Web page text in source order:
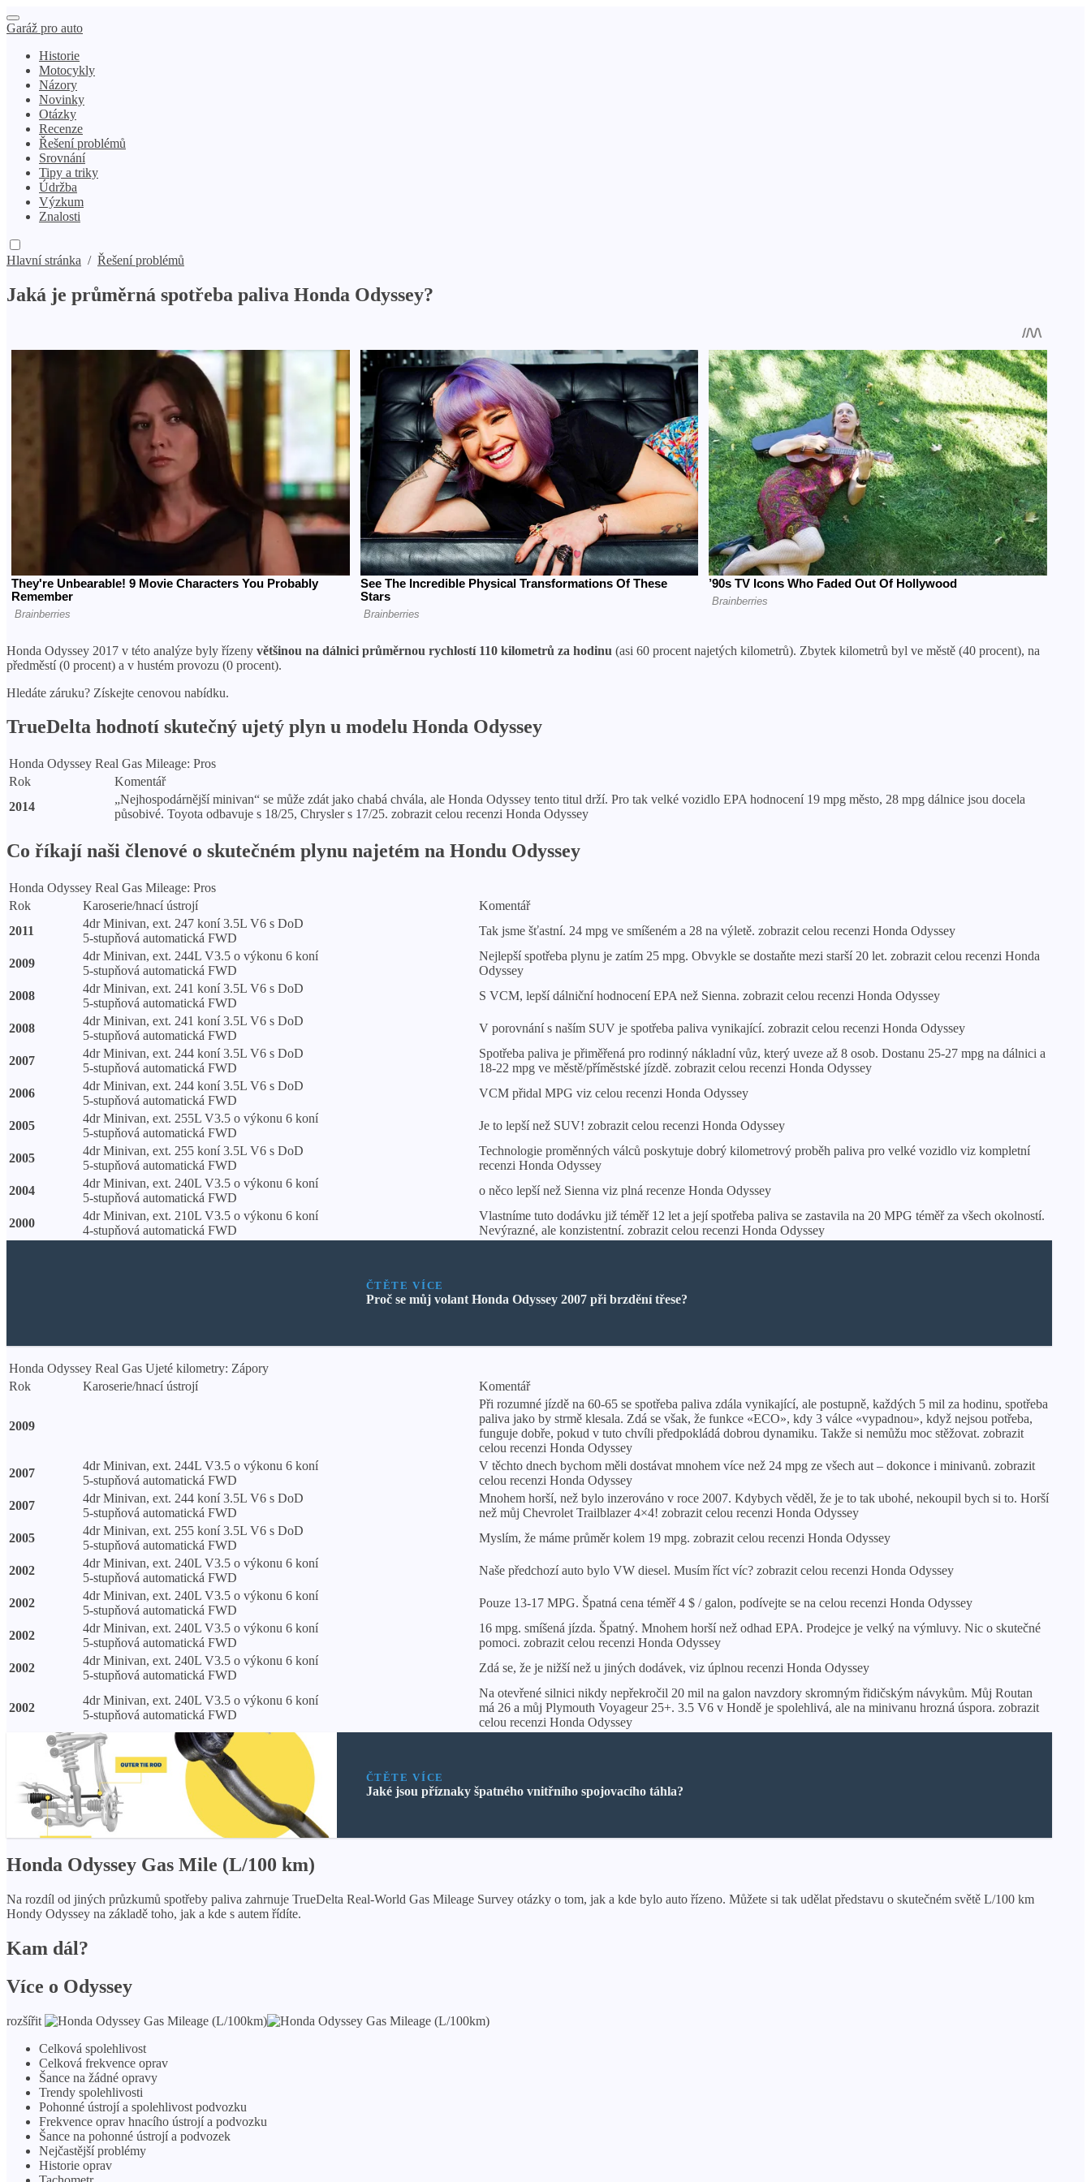
Garáž pro auto
Historie
Motocykly
Názory
Novinky
Otázky
Recenze
Řešení problémů
Srovnání
Tipy a triky
Údržba
Výzkum
Znalosti
Hlavní stránka / Řešení problémů
Jaká je průměrná spotřeba paliva Honda Odyssey?
Honda Odyssey 2017 v této analýze byly řízeny většinou na dálnici průměrnou rychlostí 110 kilometrů za hodinu (asi 60 procent najetých kilometrů). Zbytek kilometrů byl ve městě (40 procent), na
předměstí (0 procent) a v hustém provozu (0 procent).
Hledáte záruku? Získejte cenovou nabídku.
TrueDelta hodnotí skutečný ujetý plyn u modelu Honda Odyssey
Honda Odyssey Real Gas Mileage: Pros
Rok
Komentář
2014
„Nejhospodárnější minivan“ se může zdát jako chabá chvála, ale Honda Odyssey tento titul drží. Pro tak velké vozidlo EPA hodnocení 19 mpg město, 28 mpg dálnice jsou docela
působivé. Toyota odbavuje s 18/25, Chrysler s 17/25. zobrazit celou recenzi Honda Odyssey
Co říkají naši členové o skutečném plynu najetém ​​na Hondu Odyssey
Honda Odyssey Real Gas Mileage: Pros
Rok
Karoserie/hnací ústrojí
Komentář
2011
4dr Minivan, ext. 247 koní 3.5L V6 s DoD
5-stupňová automatická FWD
Tak jsme šťastní. 24 mpg ve smíšeném a 28 na výletě. zobrazit celou recenzi Honda Odyssey
2009
4dr Minivan, ext. 244L V3.5 o výkonu 6 koní
5-stupňová automatická FWD
Nejlepší spotřeba plynu je zatím 25 mpg. Obvykle se dostaňte mezi starší 20 let. zobrazit celou recenzi Honda
Odyssey
2008
4dr Minivan, ext. 241 koní 3.5L V6 s DoD
5-stupňová automatická FWD
S VCM, lepší dálniční hodnocení EPA než Sienna. zobrazit celou recenzi Honda Odyssey
2008
4dr Minivan, ext. 241 koní 3.5L V6 s DoD
5-stupňová automatická FWD
V porovnání s naším SUV je spotřeba paliva vynikající. zobrazit celou recenzi Honda Odyssey
2007
4dr Minivan, ext. 244 koní 3.5L V6 s DoD
5-stupňová automatická FWD
Spotřeba paliva je přiměřená pro rodinný nákladní vůz, který uveze až 8 osob. Dostanu 25-27 mpg na dálnici a
18-22 mpg ve městě/příměstské jízdě. zobrazit celou recenzi Honda Odyssey
2006
4dr Minivan, ext. 244 koní 3.5L V6 s DoD
5-stupňová automatická FWD
VCM přidal MPG viz celou recenzi Honda Odyssey
2005
4dr Minivan, ext. 255L V3.5 o výkonu 6 koní
5-stupňová automatická FWD
Je to lepší než SUV! zobrazit celou recenzi Honda Odyssey
2005
4dr Minivan, ext. 255 koní 3.5L V6 s DoD
5-stupňová automatická FWD
Technologie proměnných válců poskytuje dobrý kilometrový proběh paliva pro velké vozidlo viz kompletní
recenzi Honda Odyssey
2004
4dr Minivan, ext. 240L V3.5 o výkonu 6 koní
5-stupňová automatická FWD
o něco lepší než Sienna viz plná recenze Honda Odyssey
2000
4dr Minivan, ext. 210L V3.5 o výkonu 6 koní
4-stupňová automatická FWD
Vlastníme tuto dodávku již téměř 12 let a její spotřeba paliva se zastavila na 20 MPG téměř za všech okolností.
Nevýrazné, ale konzistentní. zobrazit celou recenzi Honda Odyssey
ČTĚTE VÍCE
Proč se můj volant Honda Odyssey 2007 při brzdění třese?
Honda Odyssey Real Gas Ujeté kilometry: Zápory
Rok
Karoserie/hnací ústrojí Komentář
2009
Při rozumné jízdě na 60-65 se spotřeba paliva zdála vynikající, ale postupně, každých 5 mil za hodinu, spotřeba
paliva jako by strmě klesala. Zdá se však, že funkce «ECO», kdy 3 válce «vypadnou», když nejsou potřeba,
funguje dobře, pokud v tuto chvíli předpokládá dobrou dynamiku. Takže si nemůžu moc stěžovat. zobrazit
celou recenzi Honda Odyssey
2007
4dr Minivan, ext. 244L V3.5 o výkonu 6 koní
5-stupňová automatická FWD
V těchto dnech bychom měli dostávat mnohem více než 24 mpg ze všech aut – dokonce i minivanů. zobrazit
celou recenzi Honda Odyssey
2007
4dr Minivan, ext. 244 koní 3.5L V6 s DoD
5-stupňová automatická FWD
Mnohem horší, než bylo inzerováno v roce 2007. Kdybych věděl, že je to tak ubohé, nekoupil bych si to. Horší
než můj Chevrolet Trailblazer 4×4! zobrazit celou recenzi Honda Odyssey
2005
4dr Minivan, ext. 255 koní 3.5L V6 s DoD
5-stupňová automatická FWD
Myslím, že máme průměr kolem 19 mpg. zobrazit celou recenzi Honda Odyssey
2002
4dr Minivan, ext. 240L V3.5 o výkonu 6 koní
5-stupňová automatická FWD
Naše předchozí auto bylo VW diesel. Musím říct víc? zobrazit celou recenzi Honda Odyssey
2002
4dr Minivan, ext. 240L V3.5 o výkonu 6 koní
5-stupňová automatická FWD
Pouze 13-17 MPG. Špatná cena téměř 4 $ / galon, podívejte se na celou recenzi Honda Odyssey
2002
4dr Minivan, ext. 240L V3.5 o výkonu 6 koní
5-stupňová automatická FWD
16 mpg. smíšená jízda. Špatný. Mnohem horší než odhad EPA. Prodejce je velký na výmluvy. Nic o skutečné
pomoci. zobrazit celou recenzi Honda Odyssey
2002
4dr Minivan, ext. 240L V3.5 o výkonu 6 koní
5-stupňová automatická FWD
Zdá se, že je nižší než u jiných dodávek, viz úplnou recenzi Honda Odyssey
2002
4dr Minivan, ext. 240L V3.5 o výkonu 6 koní
5-stupňová automatická FWD
Na otevřené silnici nikdy nepřekročil 20 mil na galon navzdory skromným řidičským návykům. Můj Routan
má 26 a můj Plymouth Voyageur 25+. 3.5 V6 v Hondě je spolehlivá, ale na minivanu hrozná úspora. zobrazit
celou recenzi Honda Odyssey
ČTĚTE VÍCE
Jaké jsou příznaky špatného vnitřního spojovacího táhla?
Honda Odyssey Gas Mile (L/100 km)
Na rozdíl od jiných průzkumů spotřeby paliva zahrnuje TrueDelta Real-World Gas Mileage Survey otázky o tom, jak a kde bylo auto řízeno. Můžete si tak udělat představu o skutečném světě L/100 km
Hondy Odyssey na základě toho, jak a kde s autem řídíte.
Kam dál?
Více o Odyssey
rozšířit
Celková spolehlivost
Celková frekvence oprav
Šance na žádné opravy
Trendy spolehlivosti
Pohonné ústrojí a spolehlivost podvozku
Frekvence oprav hnacího ústrojí a podvozku
Šance na pohonné ústrojí a podvozek
Nejčastější problémy
Historie oprav